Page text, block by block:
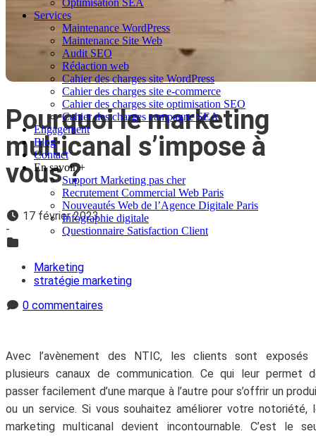
Optimisation SEA
Services
Maintenance WordPress
Maintenance Site Web
Audit SEO
Rédaction web
Cahier des charges site WordPress
Cahier des charges site e-commerce
Cahier des charges site optimisation SEO
Cahier des charges campagne SEA
Engagement
Blog
Contact
En savoir +
Support Marketing pas cher
Recrutement Commercial Web Paris
Nouveautés Web de l’Agence Digitale Paris
Infographie digitale
Questionnaire Satisfaction Client
Pourquoi le marketing
multicanal s’impose à
vous ?
17 février 2023
-
Marketing
stratégie marketing
0 commentaires
Avec l’avènement des NTIC, les clients sont exposés
plusieurs canaux de communication. Ce qui leur permet
passer facilement d’une marque à l’autre pour s’offrir un
ou un service. Si vous souhaitez améliorer votre notoriété,
marketing multicanal devient incontournable. C’est le